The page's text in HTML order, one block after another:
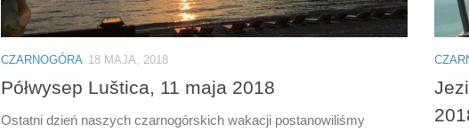
CZARNOGÓRA 18 MAJA, 2018
Półwysep Luštica, 11 maja 2018
Ostatni dzień naszych czarnogórskich wakacji postanowiliśmy